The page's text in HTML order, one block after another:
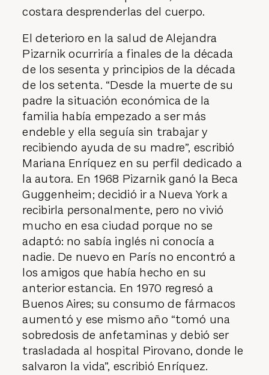
costara desprenderlas del cuerpo.
El deterioro en la salud de Alejandra
Pizarnik ocurriría a finales de la década
de los sesenta y principios de la década
de los setenta. “Desde la muerte de su
padre la situación económica de la
familia había empezado a ser más
endeble y ella seguía sin trabajar y
recibiendo ayuda de su madre”, escribió
Mariana Enríquez en su perfil dedicado a
la autora. En 1968 Pizarnik ganó la Beca
Guggenheim; decidió ir a Nueva York a
recibirla personalmente, pero no vivió
mucho en esa ciudad porque no se
adaptó: no sabía inglés ni conocía a
nadie. De nuevo en París no encontró a
los amigos que había hecho en su
anterior estancia. En 1970 regresó a
Buenos Aires; su consumo de fármacos
aumentó y ese mismo año “tomó una
sobredosis de anfetaminas y debió ser
trasladada al hospital Pirovano, donde le
salvaron la vida”, escribió Enríquez.